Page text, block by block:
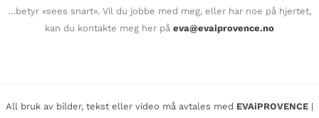
…betyr «sees snart». Vil du jobbe med meg, eller har noe på hjertet,
kan du kontakte meg her på eva@evaiprovence.no
All bruk av bilder, tekst eller video må avtales med EVAiPROVENCE |